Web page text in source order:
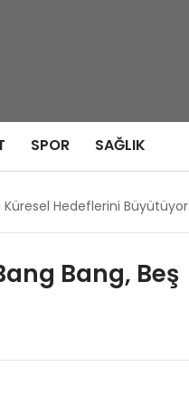
SPOR SAĞLIK
Küresel Hedeflerini Büyütüyor
Bang, Beş